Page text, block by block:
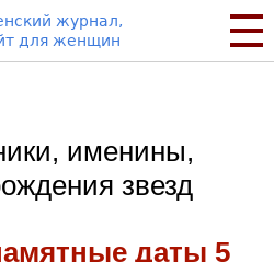
именины,
звезд
даты 5